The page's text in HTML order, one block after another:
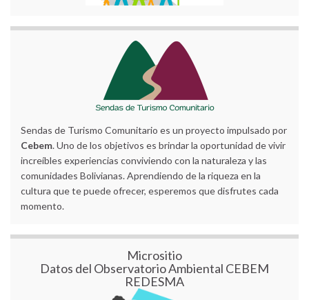
Sendas de Turismo Comunitario es un proyecto impulsado por
Cebem. Uno de los objetivos es brindar la oportunidad de vivir
increíbles experiencias conviviendo con la naturaleza y las
comunidades Bolivianas. Aprendiendo de la riqueza en la
cultura que te puede ofrecer, esperemos que disfrutes cada
momento.
Micrositio
Datos del Observatorio Ambiental CEBEM
REDESMA